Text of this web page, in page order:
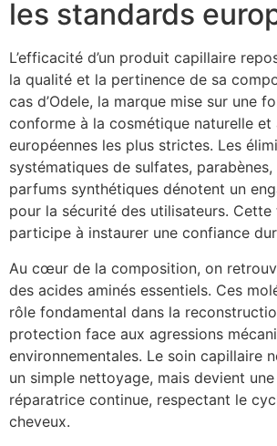
les standards
L’efficacité d’un produit capillaire
la qualité et la pertinence de sa
cas d’Odele, la marque mise sur une
conforme à la cosmétique naturelle
européennes les plus strictes. Les
systématiques de sulfates,
parfums synthétiques dénotent un
pour la sécurité des utilisateurs. Cette
participe à instaurer une confiance
Au cœur de la composition, on
des acides aminés essentiels. Ces
rôle fondamental dans la
protection face aux agressions
environnementales. Le soin capillaire
un simple nettoyage, mais devient
réparatrice continue, respectant le
cheveux.